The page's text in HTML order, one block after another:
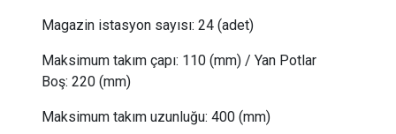
Magazin istasyon sayısı: 24 (adet)
Maksimum takım çapı: 110 (mm) / Yan Potlar
Boş: 220 (mm)
Maksimum takım uzunluğu: 400 (mm)